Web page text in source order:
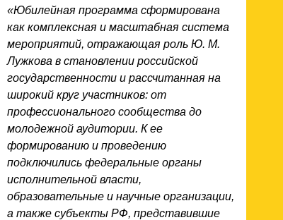
«Юбилейная программа сформирована
как комплексная и масштабная система
мероприятий, отражающая роль Ю. М.
Лужкова в становлении российской
государственности и рассчитанная на
широкий круг участников: от
профессионального сообщества до
молодежной аудитории. К ее
формированию и проведению
подключились федеральные органы
исполнительной власти,
образовательные и научные организации,
а также субъекты РФ, представившие